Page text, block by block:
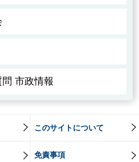
市政情報
このサイトについて
免責事項